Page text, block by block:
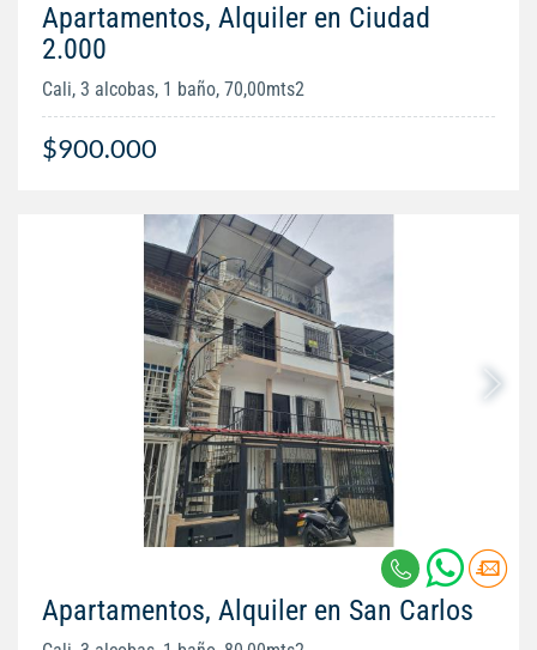
Apartamentos, Alquiler en Ciudad
2.000
Cali, 3 alcobas, 1 baño, 70,00mts2
$900.000
Apartamentos, Alquiler en San Carlos